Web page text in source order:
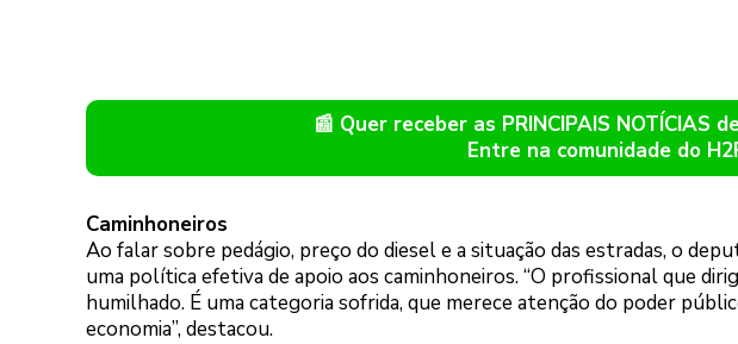
📰 Quer receber as PRINCIPAIS NOTÍCIAS
Entre na comunidade do
Caminhoneiros
Ao falar sobre pedágio, preço do diesel e a situação das estradas, o
uma política efetiva de apoio aos caminhoneiros. “O profissional que
humilhado. É uma categoria sofrida, que merece atenção do poder
economia”, destacou.